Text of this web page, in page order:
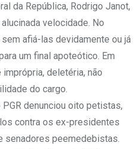
da República, Rodrigo Janot,
velocidade. No
afiá-las devidamente ou já
um final apoteótico. Em
deletéria, não
do cargo.
denunciou oito petistas,
contra os ex-presidentes
senadores peemedebistas.